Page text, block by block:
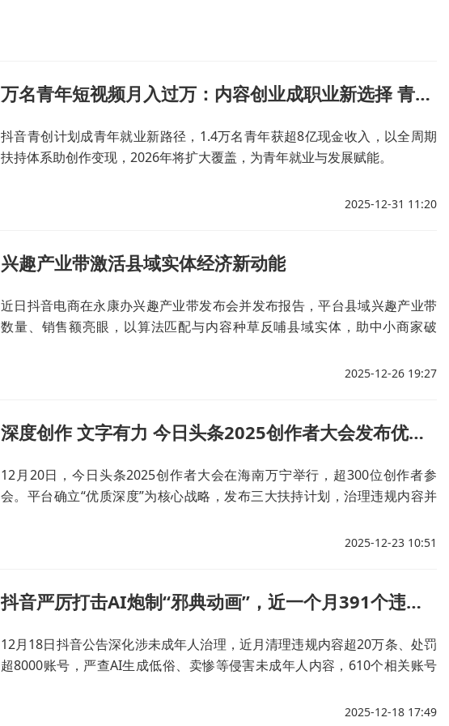
万名青年短视频月入过万：内容创业成职业新选择 青创计划筑梦成长
抖音青创计划成青年就业新路径，1.4万名青年获超8亿现金收入，以全周期
扶持体系助创作变现，2026年将扩大覆盖，为青年就业与发展赋能。
2025-12-31 11:20
兴趣产业带激活县域实体经济新动能
近日抖音电商在永康办兴趣产业带发布会并发布报告，平台县域兴趣产业带
数量、销售额亮眼，以算法匹配与内容种草反哺县域实体，助中小商家破
2025-12-26 19:27
深度创作 文字有力 今日头条2025创作者大会发布优质内容扶持计划
12月20日，今日头条2025创作者大会在海南万宁举行，超300位创作者参
会。平台确立“优质深度”为核心战略，发布三大扶持计划，治理违规内容并
2025-12-23 10:51
抖音严厉打击AI炮制“邪典动画”，近一个月391个违规账号被全面禁言
12月18日抖音公告深化涉未成年人治理，近月清理违规内容超20万条、处罚
超8000账号，严查AI生成低俗、卖惨等侵害未成年人内容，610个相关账号
2025-12-18 17:49